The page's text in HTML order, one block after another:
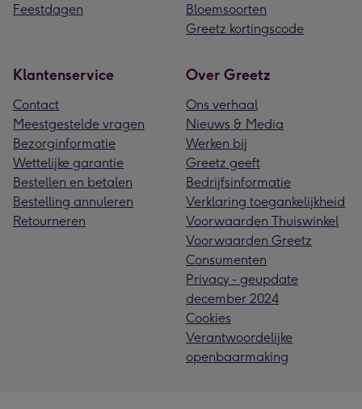
Feestdagen
Bloemsoorten
Greetz kortingscode
Klantenservice
Contact
Meestgestelde vragen
Bezorginformatie
Wettelijke garantie
Bestellen en betalen
Bestelling annuleren
Retourneren
Over Greetz
Ons verhaal
Nieuws & Media
Werken bij
Greetz geeft
Bedrijfsinformatie
Verklaring toegankelijkheid
Voorwaarden Thuiswinkel
Voorwaarden Greetz
Consumenten
Privacy - geupdate
december 2024
Cookies
Verantwoordelijke
openbaarmaking